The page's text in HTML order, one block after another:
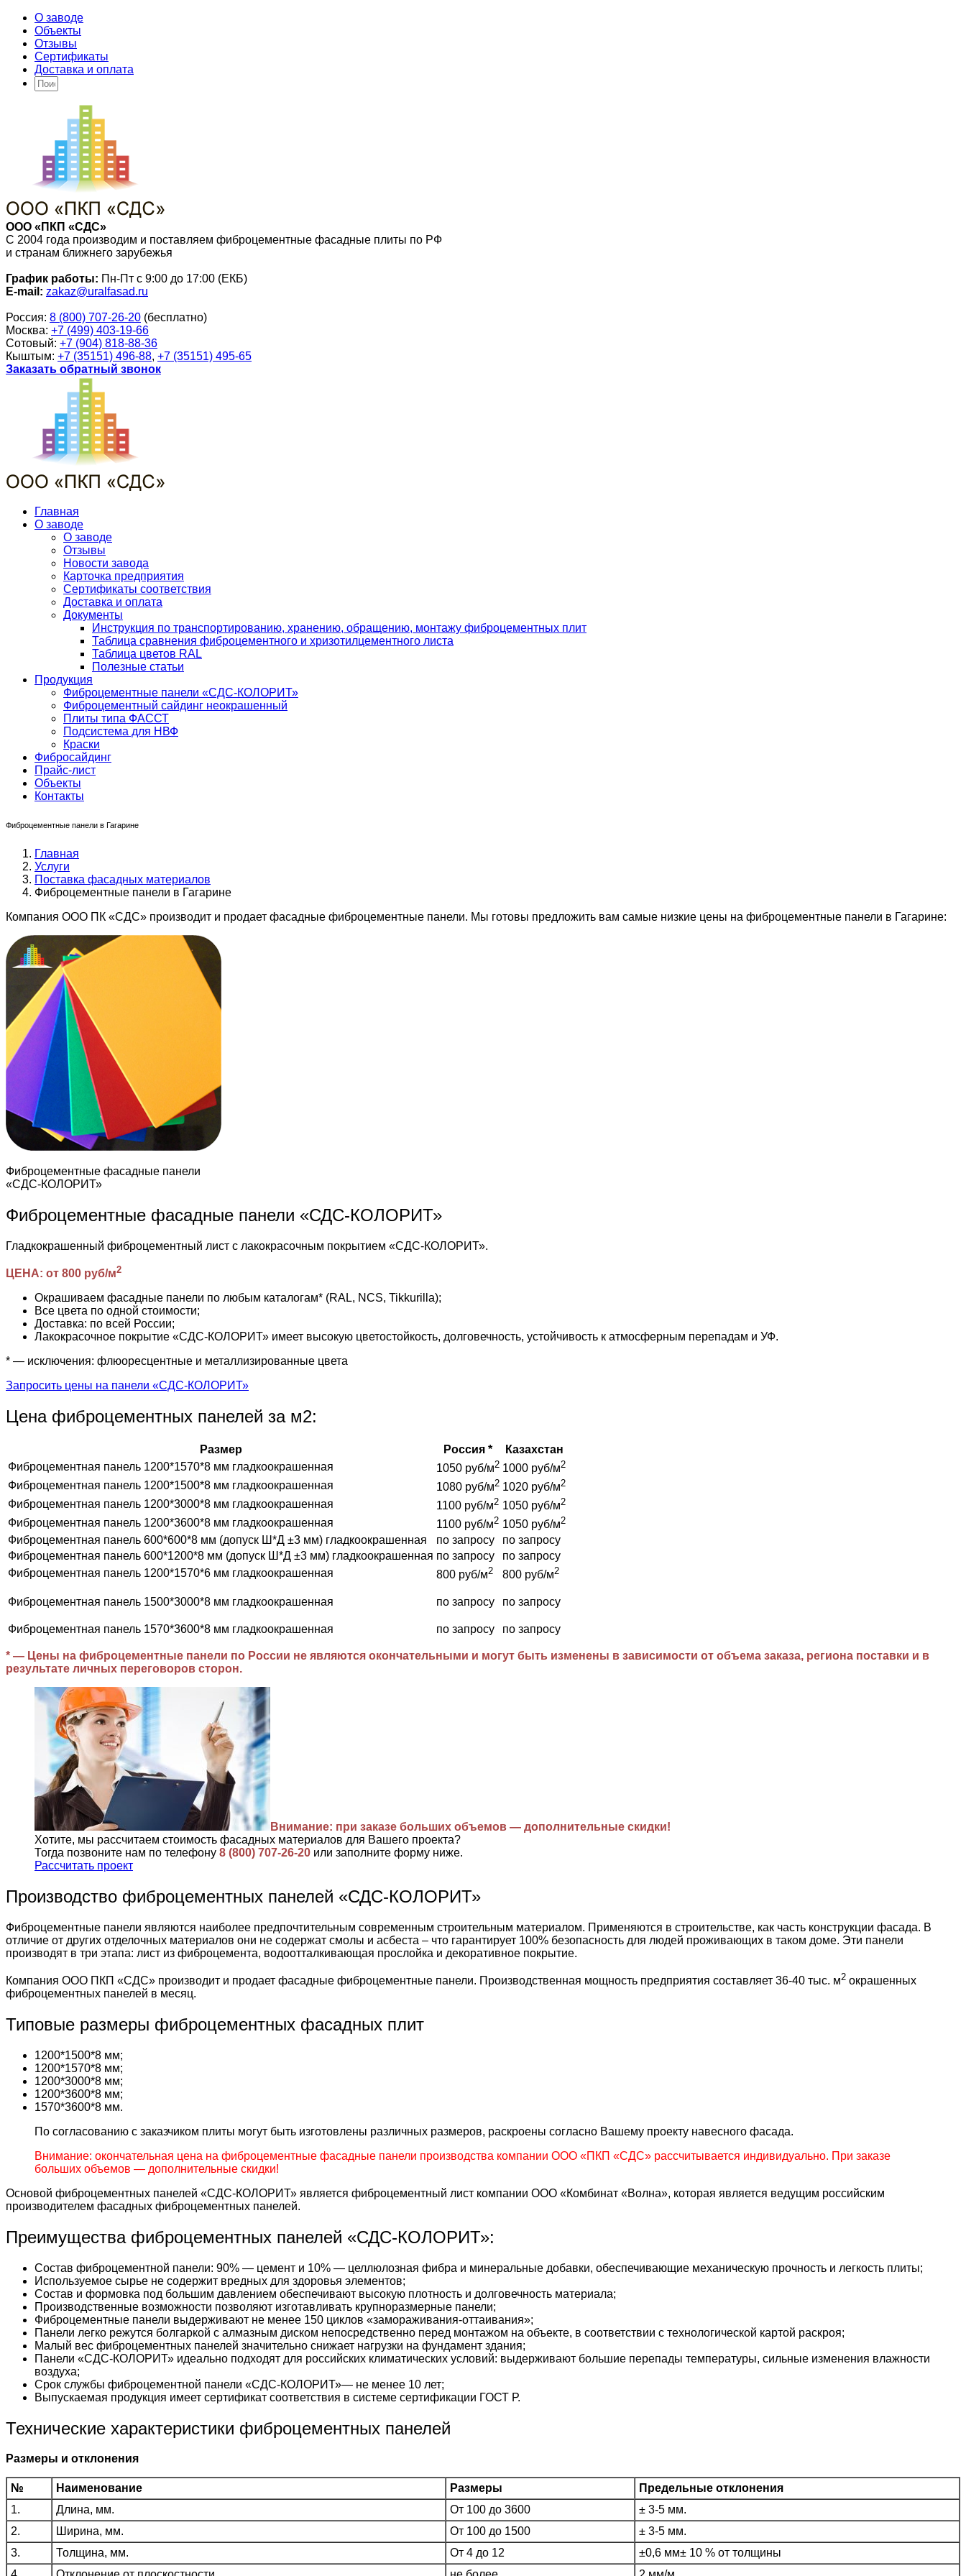
О заводе
Объекты
Отзывы
Сертификаты
Доставка и оплата
ООО «ПКП «СДС»
С 2004 года производим и поставляем фиброцементные фасадные плиты по РФ
и странам ближнего зарубежья
График работы: Пн-Пт с 9:00 до 17:00 (ЕКБ)
E-mail: zakaz@uralfasad.ru
Россия: 8 (800) 707-26-20 (бесплатно)
Москва: +7 (499) 403-19-66
Сотовый: +7 (904) 818-88-36
Кыштым: +7 (35151) 496-88, +7 (35151) 495-65
Заказать обратный звонок
Главная
О заводе
О заводе
Отзывы
Новости завода
Карточка предприятия
Сертификаты соответствия
Доставка и оплата
Документы
Инструкция по транспортированию, хранению, обращению, монтажу фиброцементных плит
Таблица сравнения фиброцементного и хризотилцементного листа
Таблица цветов RAL
Полезные статьи
Продукция
Фиброцементные панели «СДС-КОЛОРИТ»
Фиброцементный сайдинг неокрашенный
Плиты типа ФАССТ
Подсистема для НВФ
Краски
Фибросайдинг
Прайс-лист
Объекты
Контакты
Фиброцементные панели в Гагарине
Главная
Услуги
Поставка фасадных материалов
Фиброцементные панели в Гагарине
Компания ООО ПК «СДС» производит и продает фасадные фиброцементные панели. Мы готовы предложить вам самые низкие цены на фиброцементные панели в Гагарине:
Фиброцементные фасадные панели
«СДС-КОЛОРИТ»
Фиброцементные фасадные панели «СДС-КОЛОРИТ»
Гладкокрашенный фиброцементный лист с лакокрасочным покрытием «СДС-КОЛОРИТ».
ЦЕНА: от 800 руб/м2
Окрашиваем фасадные панели по любым каталогам* (RAL, NCS, Tikkurilla);
Все цвета по одной стоимости;
Доставка: по всей России;
Лакокрасочное покрытие «СДС-КОЛОРИТ» имеет высокую цветостойкость, долговечность, устойчивость к атмосферным перепадам и УФ.
* — исключения: флюоресцентные и металлизированные цвета
Запросить цены на панели «СДС-КОЛОРИТ»
Цена фиброцементных панелей за м2:
Размер Россия *
Казахстан
Фиброцементная панель 1200*1570*8 мм гладкоокрашенная
1050 руб/м2 1000 руб/м2
Фиброцементная панель 1200*1500*8 мм гладкоокрашенная 1080 руб/м2 1020 руб/м2
Фиброцементная панель 1200*3000*8 мм гладкоокрашенная 1100 руб/м2 1050 руб/м2
Фиброцементная панель 1200*3600*8 мм гладкоокрашенная 1100 руб/м2 1050 руб/м2
Фиброцементная панель 600*600*8 мм (допуск Ш*Д ±3 мм) гладкоокрашенная по запросу
по запросу
Фиброцементная панель 600*1200*8 мм (допуск Ш*Д ±3 мм) гладкоокрашенная по запросу
по запросу
Фиброцементная панель 1200*1570*6 мм гладкоокрашенная
800 руб/м2 800 руб/м2
Фиброцементная панель 1500*3000*8 мм гладкоокрашенная по запросу по запросу
Фиброцементная панель 1570*3600*8 мм гладкоокрашенная по запросу по запросу
* — Цены на фиброцементные панели по России не являются окончательными и могут быть изменены в зависимости от объема заказа, региона поставки и в
результате личных переговоров сторон.
Внимание: при заказе больших объемов — дополнительные скидки!
Хотите, мы рассчитаем стоимость фасадных материалов для Вашего проекта?
Тогда позвоните нам по телефону 8 (800) 707-26-20 или заполните форму ниже.
Рассчитать проект
Производство фиброцементных панелей «СДС-КОЛОРИТ»
Фиброцементные панели являются наиболее предпочтительным современным строительным материалом. Применяются в строительстве, как часть конструкции фасада. В
отличие от других отделочных материалов они не содержат смолы и асбеста – что гарантирует 100% безопасность для людей проживающих в таком доме. Эти панели
производят в три этапа: лист из фиброцемента, водоотталкивающая прослойка и декоративное покрытие.
Компания ООО ПКП «СДС» производит и продает фасадные фиброцементные панели. Производственная мощность предприятия составляет 36-40 тыс. м2 окрашенных
фиброцементных панелей в месяц.
Типовые размеры фиброцементных фасадных плит
1200*1500*8 мм;
1200*1570*8 мм;
1200*3000*8 мм;
1200*3600*8 мм;
1570*3600*8 мм.
По согласованию с заказчиком плиты могут быть изготовлены различных размеров, раскроены согласно Вашему проекту навесного фасада.
Внимание: окончательная цена на фиброцементные фасадные панели производства компании ООО «ПКП «СДС» рассчитывается индивидуально. При заказе
больших объемов — дополнительные скидки!
Основой фиброцементных панелей «СДС-КОЛОРИТ» является фиброцементный лист компании ООО «Комбинат «Волна», которая является ведущим российским
производителем фасадных фиброцементных панелей.
Преимущества фиброцементных панелей «СДС-КОЛОРИТ»:
Состав фиброцементной панели: 90% — цемент и 10% — целлюлозная фибра и минеральные добавки, обеспечивающие механическую прочность и легкость плиты;
Используемое сырье не содержит вредных для здоровья элементов;
Состав и формовка под большим давлением обеспечивают высокую плотность и долговечность материала;
Производственные возможности позволяют изготавливать крупноразмерные панели;
Фиброцементные панели выдерживают не менее 150 циклов «замораживания-оттаивания»;
Панели легко режутся болгаркой с алмазным диском непосредственно перед монтажом на объекте, в соответствии с технологической картой раскроя;
Малый вес фиброцементных панелей значительно снижает нагрузки на фундамент здания;
Панели «СДС-КОЛОРИТ» идеально подходят для российских климатических условий: выдерживают большие перепады температуры, сильные изменения влажности
воздуха;
Срок службы фиброцементной панели «СДС-КОЛОРИТ»— не менее 10 лет;
Выпускаемая продукция имеет сертификат соответствия в системе сертификации ГОСТ Р.
Технические характеристики фиброцементных панелей
Размеры и отклонения
№ Наименование Размеры
Предельные отклонения
1.
Длина, мм. От 100 до 3600
± 3-5 мм.
2.
Ширина, мм. От 100 до 1500
± 3-5 мм.
3.
Толщина, мм. От 4 до 12
±0,6 мм± 10 % от толщины